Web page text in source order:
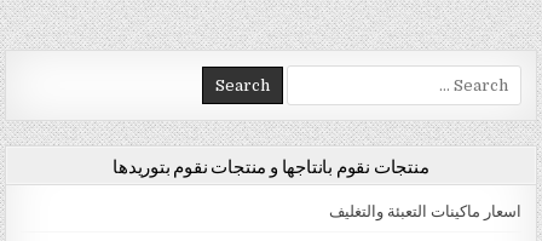
Search for:
منتجات نقوم بانتاجها و منتجات نقوم بتوريدها
اسعار ماكينات التعبئة والتغليف